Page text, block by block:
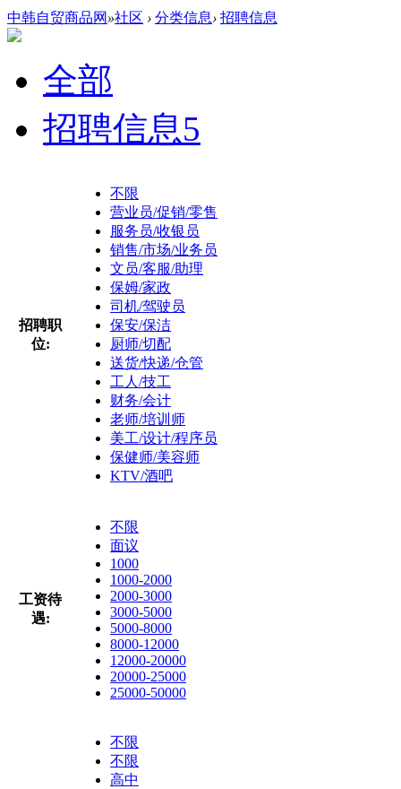
中韩自贸商品网 »社区 › 分类信息› 招聘信息
全部
招聘信息5
招聘职
位:
不限
营业员/促销/零售
服务员/收银员
销售/市场/业务员
文员/客服/助理
保姆/家政
司机/驾驶员
保安/保洁
厨师/切配
送货/快递/仓管
工人/技工
财务/会计
老师/培训师
美工/设计/程序员
保健师/美容师
KTV/酒吧
工资待
遇:
不限
面议
1000
1000-2000
2000-3000
3000-5000
5000-8000
8000-12000
12000-20000
20000-25000
25000-50000
不限
不限
高中